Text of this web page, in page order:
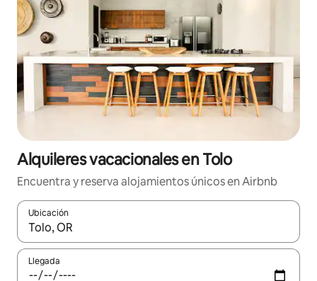
Alquileres vacacionales en Tolo
Encuentra y reserva alojamientos únicos en Airbnb
Ubicación
Cuando los resultados estén disponibles, navega con las
Llegada